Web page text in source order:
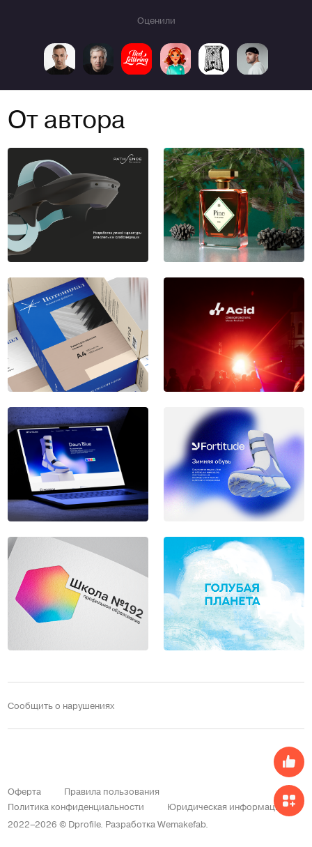
Оценили
От автора
Сообщить о нарушениях
2022–2026 © Dprofile. РазработкаWemakefab.
Оферта
Правила пользования
Политика конфиденциальности
Юридическая информация